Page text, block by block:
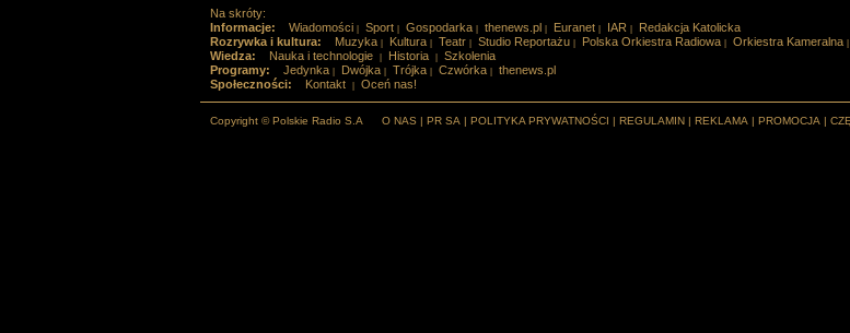
Na skróty:
Informacje:
Wiadomości Sport Gospodarka thenews.pl Euranet IAR
Redakcja Katolicka
Rozrywka i kultura:
Muzyka Kultura Teatr Studio Reportażu Polska Orkiestra Radiowa Orkiestra Kameralna
Wiedza:
Nauka i technologie Historia
Szkolenia
Programy:
Jedynka Dwójka Trójka Czwórka
thenews.pl
Społeczności:
Kontakt Oceń nas!
Copyright © Polskie Radio S.A O NAS | PR SA | POLITYKA PRYWATNOŚCI | REGULAMIN | REKLAMA | PROMOCJA |